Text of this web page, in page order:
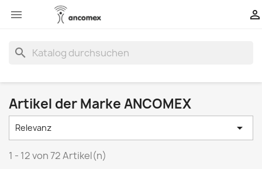
 
search
Artikel der Marke ANCOMEX
Relevanz 
1 - 12 von 72 Artikel(n)